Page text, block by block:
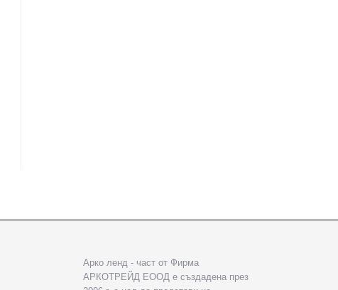
Арко ленд - част от Фирма
АРКОТРЕЙД ЕООД е създадена през